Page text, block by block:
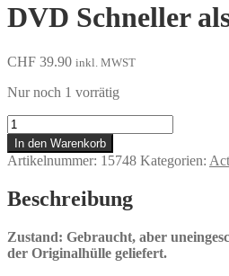
DVD Schneller
CHF 39.90 inkl. MWST
Nur noch 1 vorrätig
Schneller
als
der
Tod
In den Warenkorb
Artikelnummer: 15748 Kategorien:
Beschreibung
Zustand: Gebraucht, aber
der Originalhülle geliefert.